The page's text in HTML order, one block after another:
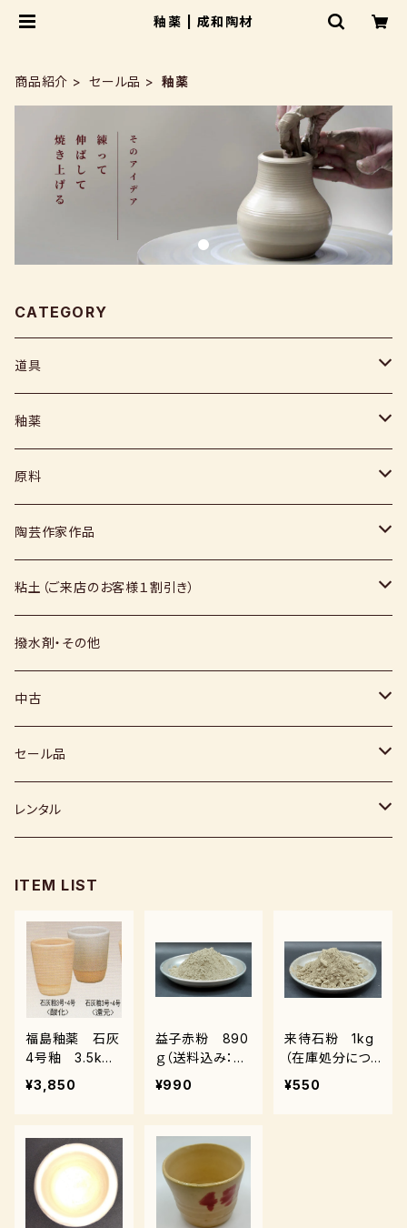
釉薬 | 成和陶材
商品紹介 セール品 釉薬
CATEGORY
道具
ヘラ
コテ
スポンジ
絵具
上絵具
下絵具
その他
釉薬
粉末
液体
福島釉薬
原料
媒溶剤・調整剤等
長石
硅石
その他（土・泥等）
顔料
灰
陶芸作家作品
上野焼
薪窯（高鶴淳一先生）
堀田窯
小石原焼
鶴見窯
秀山窯
高取焼
鬼丸雪山窯
福岡県：窯元・陶芸作家
恵水窯
遊花窯
粘土（ご来店のお客様１割引き）
信楽白土
信楽赤土
梅崎粘土
七隈粘土
御影粘土
黒泥
その他粘土
撥水剤・その他
中古
窯
電気窯
電動ろくろ
道具
支柱
セール品
小道具
原料
レンタル
電動ろくろ
その他
ITEM LIST
福島釉薬 石灰
4号釉 3.5kｇ
（送料込み：レタ
ーパックプラス）
¥3,850
益子赤粉 890
ｇ（送料込み：ク
ロネコパケット）
¥990
来待石粉 1kg
（在庫処分につ
き在庫限り）
¥550